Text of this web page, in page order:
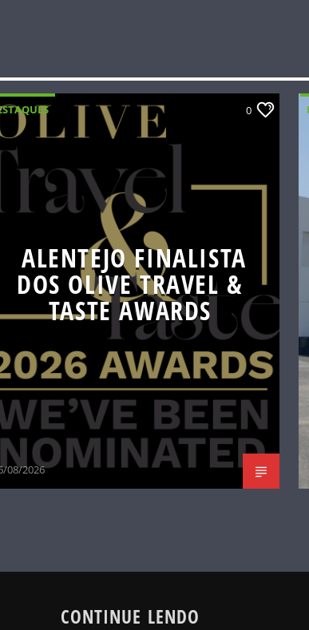
0
ALENTEJO FINALISTA
DOS OLIVE TRAVEL &
TASTE AWARDS
08/2026
CONTINUE LENDO